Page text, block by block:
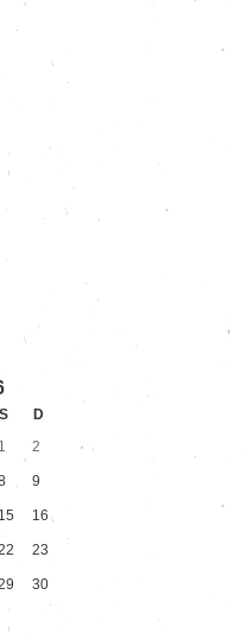
S
D
1
2
9
15 16
23
30